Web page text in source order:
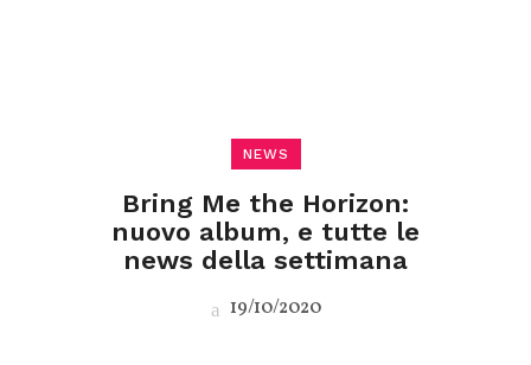
NEWS
Bring Me the Horizon:
nuovo album, e tutte le
news della settimana
19/10/2020